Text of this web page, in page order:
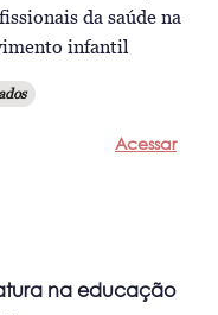
da saúde na
infantil
Acessar
na educação